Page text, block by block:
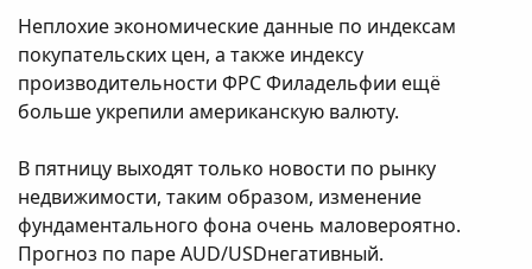
Неплохие экономические данные по индексам
покупательских цен, а также индексу
производительности ФРС Филадельфии ещё
больше укрепили американскую валюту.
В пятницу выходят только новости по рынку
недвижимости, таким образом, изменение
фундаментального фона очень маловероятно.
Прогноз по паре AUD/USDнегативный.